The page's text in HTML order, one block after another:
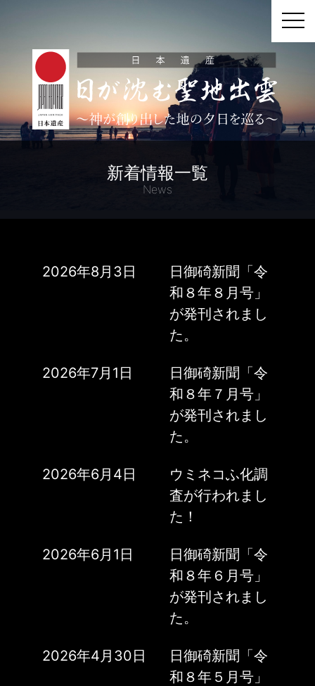
新着情報一覧
News
2026年8月3日
日御碕新聞「令
和８年８月号」
が発刊されまし
た。
2026年7月1日
日御碕新聞「令
和８年７月号」
が発刊されまし
た。
2026年6月4日
ウミネコふ化調
査が行われまし
た！
2026年6月1日
日御碕新聞「令
和８年６月号」
が発刊されまし
た。
2026年4月30日
日御碕新聞「令
和８年５月号」